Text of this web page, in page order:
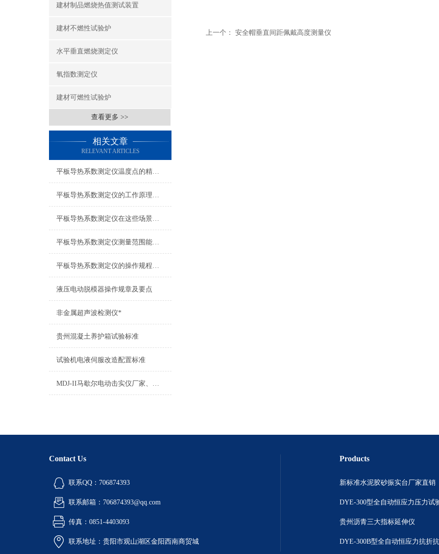
建材制品燃烧热值测试装置
建材不燃性试验炉
水平垂直燃烧测定仪
氧指数测定仪
建材可燃性试验炉
查看更多 >>
相关文章
RELEVANT ARTICLES
平板导热系数测定仪温度点的精确设定与影响分析
平板导热系数测定仪的工作原理与应用
平板导热系数测定仪在这些场景发挥了重要作用
平板导热系数测定仪测量范围能有多广？
平板导热系数测定仪的操作规程是怎样的？
液压电动脱模器操作规章及要点
非金属超声波检测仪*
贵州混凝土养护箱试验标准
试验机电液伺服改造配置标准
MDJ-II马歇尔电动击实仪厂家、价格、图片、型号、参数
上一个： 安全帽垂直间距佩戴高度测量仪
Contact Us
联系QQ：706874393
联系邮箱：706874393@qq.com
传真：0851-4403093
联系地址：贵阳市观山湖区金阳西南商贸城
Products
新标准水泥胶砂振实台厂家直销
DYE-300型全自动恒应力压力试
贵州沥青三大指标延伸仪